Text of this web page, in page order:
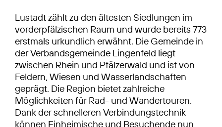
Lustadt zählt zu den ältesten Siedlungen im
vorderpfälzischen Raum und wurde bereits 773
erstmals urkundlich erwähnt. Die Gemeinde in
der Verbandsgemeinde Lingenfeld liegt
zwischen Rhein und Pfälzerwald und ist von
Feldern, Wiesen und Wasserlandschaften
geprägt. Die Region bietet zahlreiche
Möglichkeiten für Rad- und Wandertouren.
Dank der schnelleren Verbindungstechnik
können Einheimische und Besuchende nun